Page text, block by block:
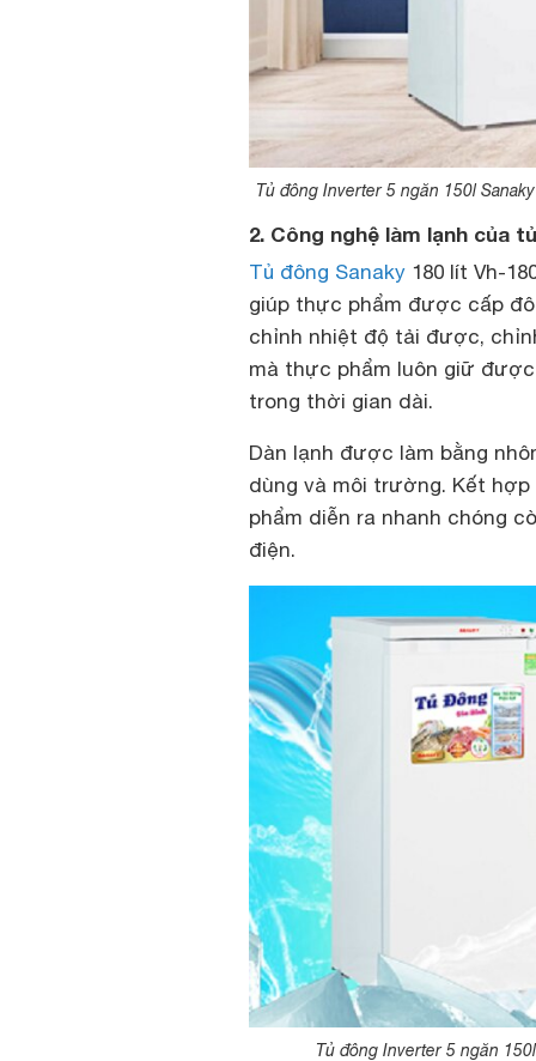
Tủ đông Inverter 5 ngăn 150l
2. Công nghệ làm lạnh của
Tủ đông Sanaky 180 lít Vh-
giúp thực phẩm được cấp
chỉnh nhiệt độ tải được,
mà thực phẩm luôn giữ
trong thời gian dài.
Dàn lạnh được làm bằng
dùng và môi trường. Kết
phẩm diễn ra nhanh chóng
điện.
Tủ đông Inverter 5 ngăn